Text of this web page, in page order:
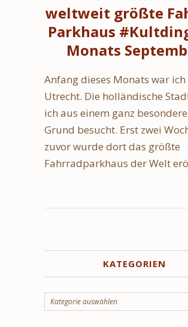
weltweit größte
Parkhaus
Monats
Anfang dieses Monats war ich
Utrecht. Die holländische
ich aus einem ganz
Grund besucht. Erst zwei
zuvor wurde dort das größte
Fahrradparkhaus der Welt
KATEGORIEN
Kategorien